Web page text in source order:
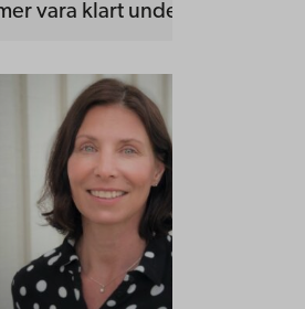
vara klart under våren 2021.